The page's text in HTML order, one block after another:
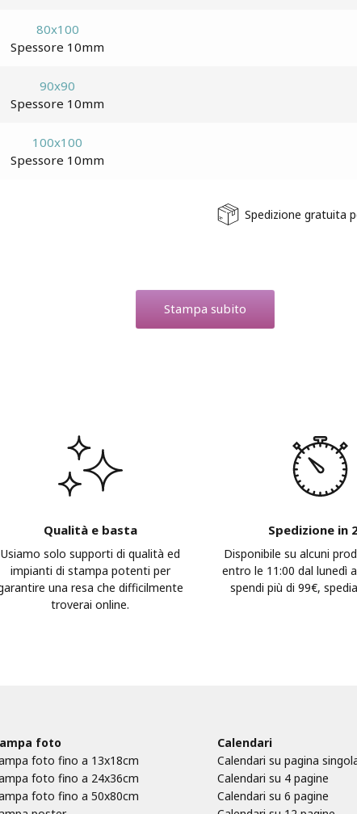
80x100
Spessore 10mm
90x90
Spessore 10mm
100x100
Spessore 10mm
Spedizione gratuita
Stampa subito
Qualità e basta
Usiamo solo supporti di qualità ed
impianti di stampa potenti per
una resa che difficilmente
troverai online.
Spedizione in
Disponibile su alcuni
entro le 11:00 dal lunedì
spendi più di 99€,
foto
foto fino a 13x18cm
foto fino a 24x36cm
foto fino a 50x80cm
Calendari
Calendari su pagina
Calendari su 4 pagine
Calendari su 6 pagine